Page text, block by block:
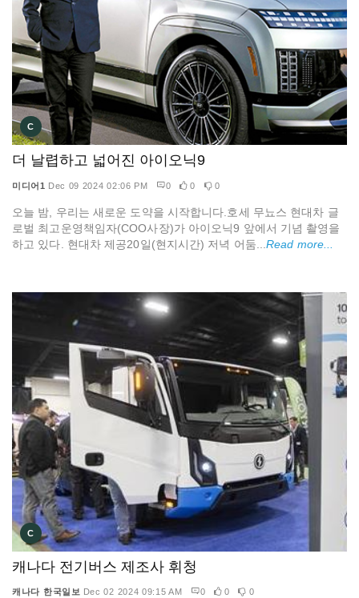
C
더 날렵하고 넓어진 아이오닉9
미디어1 Dec 09 2024 02:06 PM 0 0 0
오늘 밤, 우리는 새로운 도약을 시작합니다.호세 무뇨스 현대차 글
로벌 최고운영책임자(COO사장)가 아이오닉9 앞에서 기념 촬영을
하고 있다. 현대차 제공20일(현지시간) 저녁 어둠...Read more...
C
캐나다 전기버스 제조사 휘청
캐나다 한국일보 Dec 02 2024 09:15 AM 0 0 0